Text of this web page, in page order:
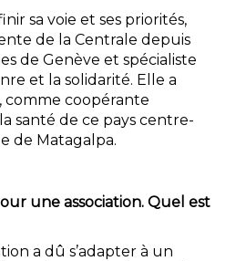
sa voie et ses priorités,
de la Centrale depuis
de Genève et spécialiste
et la solidarité. Elle a
comme coopérante
santé de ce pays centre-
de Matagalpa.
une association. Quel est
a dû s’adapter à un